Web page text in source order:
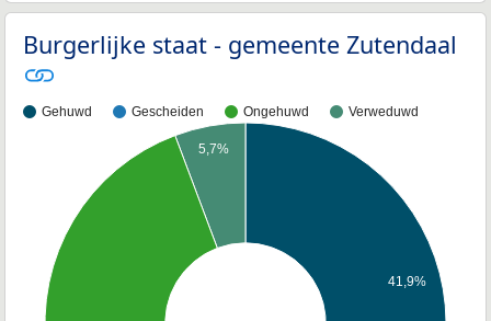
Burgerlijke staat - gemeente Zutendaal
Gehuwd Gescheiden Ongehuwd Verweduwd
41,9%
5,7%